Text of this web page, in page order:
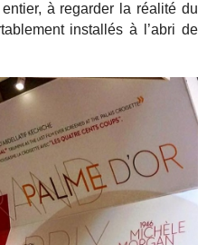
à regarder la réalité du
installés à l’abri de